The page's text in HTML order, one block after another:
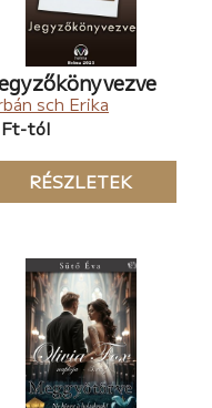
sch Erika
tól
RÉSZLETEK